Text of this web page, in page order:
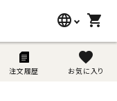
language shopping_cart
注文履歴
favorite
お気に入り
search